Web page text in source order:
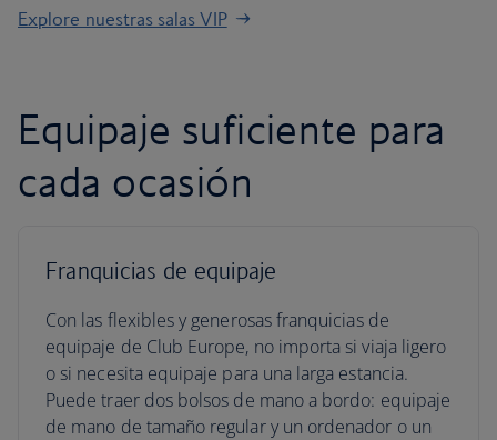
Explore nuestras salas VIP
Equipaje suficiente para
cada ocasión
Franquicias de equipaje
Con las flexibles y generosas franquicias de
equipaje de Club Europe, no importa si viaja ligero
o si necesita equipaje para una larga estancia.
Puede traer dos bolsos de mano a bordo: equipaje
de mano de tamaño regular y un ordenador o un